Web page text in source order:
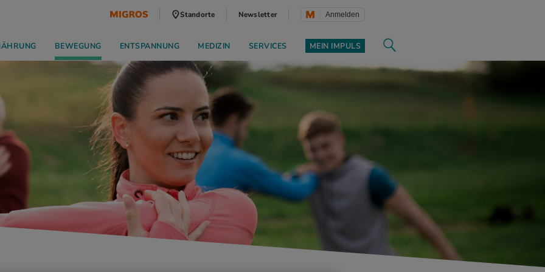
Standorte Newsletter Anmelden
BEWEGUNG ENTSPANNUNG MEDIZIN SERVICES MEIN IMPULS